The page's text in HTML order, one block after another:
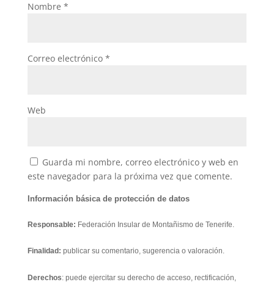
Nombre *
Correo electrónico *
Web
Guarda mi nombre, correo electrónico y web en
este navegador para la próxima vez que comente.
Información básica de protección de datos
Responsable: Federación Insular de Montañismo de Tenerife.
Finalidad: publicar su comentario, sugerencia o valoración.
Derechos: puede ejercitar su derecho de acceso, rectificación,